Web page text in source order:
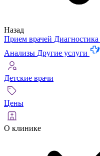
Назад
Прием врачей Диагностика
Анализы Другие услуги
Детские врачи
Цены
О клинике